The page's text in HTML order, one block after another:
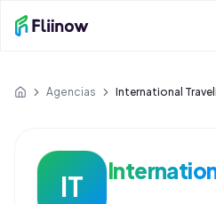
Inicio Agencias International
IT